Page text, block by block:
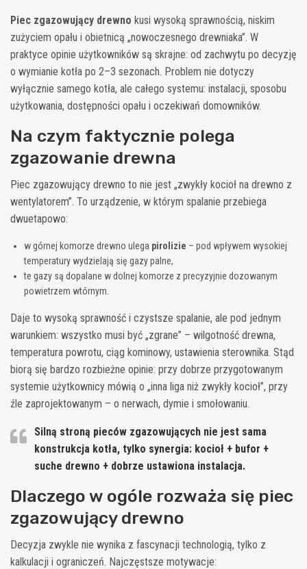
Piec zgazowujący drewno kusi wysoką sprawnością, niskim
zużyciem opału i obietnicą „nowoczesnego drewniaka”. W
praktyce opinie użytkowników są skrajne: od zachwytu po decyzję
o wymianie kotła po 2–3 sezonach. Problem nie dotyczy
wyłącznie samego kotła, ale całego systemu: instalacji, sposobu
użytkowania, dostępności opału i oczekiwań domowników.
Na czym faktycznie polega
zgazowanie drewna
Piec zgazowujący drewno to nie jest „zwykły kocioł na drewno z
wentylatorem”. To urządzenie, w którym spalanie przebiega
dwuetapowo:
w górnej komorze drewno ulega pirolizie – pod wpływem wysokiej
temperatury wydzielają się gazy palne,
te gazy są dopalane w dolnej komorze z precyzyjnie dozowanym
powietrzem wtórnym.
Daje to wysoką sprawność i czystsze spalanie, ale pod jednym
warunkiem: wszystko musi być „zgrane” – wilgotność drewna,
temperatura powrotu, ciąg kominowy, ustawienia sterownika. Stąd
biorą się bardzo rozbieżne opinie: przy dobrze przygotowanym
systemie użytkownicy mówią o „inna liga niż zwykły kocioł”, przy
źle zaprojektowanym – o nerwach, dymie i smołowaniu.
Silną stroną pieców zgazowujących nie jest sama
konstrukcja kotła, tylko synergia: kocioł + bufor +
suche drewno + dobrze ustawiona instalacja.
Dlaczego w ogóle rozważa się piec
zgazowujący drewno
Decyzja zwykle nie wynika z fascynacji technologią, tylko z
kalkulacji i ograniczeń. Najczęstsze motywacje: